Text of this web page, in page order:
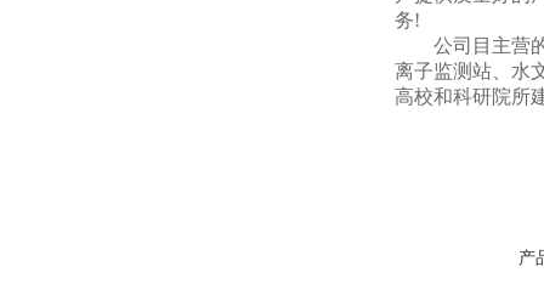
务!
公司目主营的
离子监测站、水
高校和科研院所
产